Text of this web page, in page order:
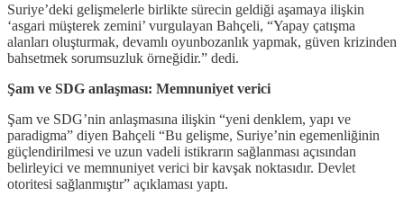
Suriye’deki gelişmelerle birlikte sürecin geldiği aşamaya ilişkin
‘asgari müşterek zemini’ vurgulayan Bahçeli, “Yapay çatışma
alanları oluşturmak, devamlı oyunbozanlık yapmak, güven krizinden
bahsetmek sorumsuzluk örneğidir.” dedi.
Şam ve SDG anlaşması: Memnuniyet verici
Şam ve SDG’nin anlaşmasına ilişkin “yeni denklem, yapı ve
paradigma” diyen Bahçeli “Bu gelişme, Suriye’nin egemenliğinin
güçlendirilmesi ve uzun vadeli istikrarın sağlanması açısından
belirleyici ve memnuniyet verici bir kavşak noktasıdır. Devlet
otoritesi sağlanmıştır” açıklaması yaptı.